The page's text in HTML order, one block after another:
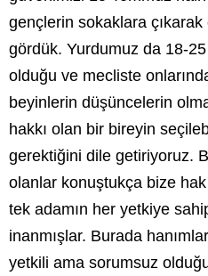
gençlerin sokaklara
gördük. Yurdumuz da 18-
olduğu ve mecliste
beyinlerin düşüncelerin
hakkı olan bir bireyin
gerektiğini dile getiriyoruz.
olanlar konuştukça bize
tek adamın her yetkiye
inanmışlar. Burada
yetkili ama sorumsuz